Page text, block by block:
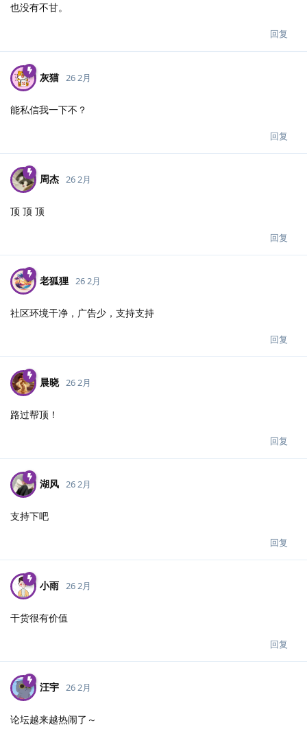
也没有不甘。
回复
灰猫 26 2月
能私信我一下不？
回复
周杰 26 2月
顶 顶 顶
回复
老狐狸 26 2月
社区环境干净，广告少，支持支持
回复
晨晓 26 2月
路过帮顶！
回复
湖风 26 2月
支持下吧
回复
小雨 26 2月
干货很有价值
回复
汪宇 26 2月
论坛越来越热闹了～